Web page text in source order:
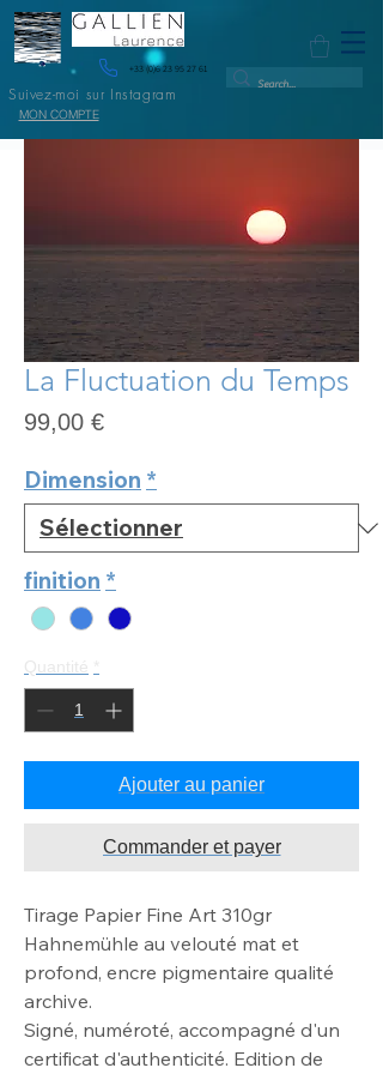
+33 (0)6 23 95 27 61
Suivez-moi sur Instagram
MON COMPTE
La Fluctuation du Temps
99,00 €Prix
Dimension *
finition *
Ajouter au panier
Commander et payer
Tirage Papier Fine Art 310gr
Hahnemühle au velouté mat et
profond, encre pigmentaire qualité
archive.
Signé, numéroté, accompagné d'un
certificat d'authenticité. Edition de